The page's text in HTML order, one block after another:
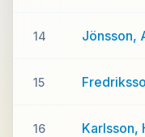
14 Jönsson,
15
16 Karlsson,